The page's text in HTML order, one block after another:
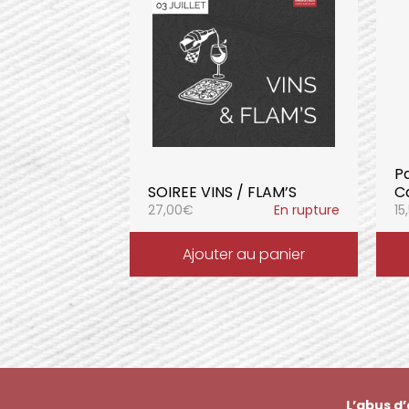
SOIREE VINS / FLAM’S
27,00€ En rupture
Ajouter au panier
L’abus